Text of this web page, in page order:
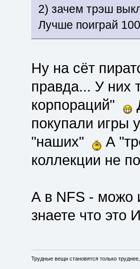
2) зачем трэш
Лучше поиграй
Ну на сёт
правда... У них
корпораций"
покупали игры
"наших"
А
коллекции не
А в NFS - можо
знаете что это
Трудные вещи становятся только